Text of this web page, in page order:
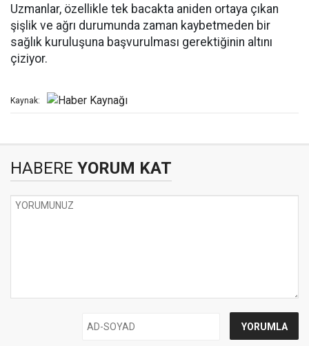
Uzmanlar, özellikle tek bacakta aniden ortaya çıkan
şişlik ve ağrı durumunda zaman kaybetmeden bir
sağlık kuruluşuna başvurulması gerektiğinin altını
çiziyor.
Kaynak:
HABERE YORUM KAT